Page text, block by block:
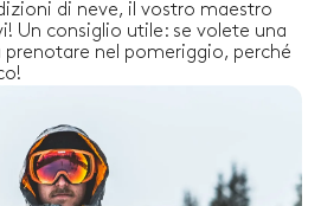
di neve, il vostro maestro
Un consiglio utile: se volete una
prenotare nel pomeriggio, perché